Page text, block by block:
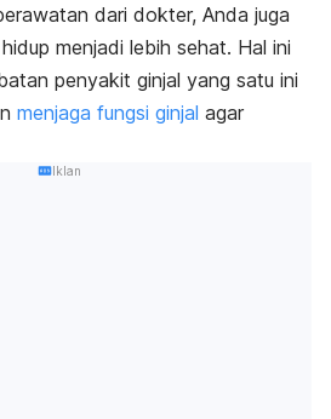
dari dokter, Anda juga
menjadi lebih sehat. Hal ini
penyakit ginjal yang satu ini
menjaga fungsi ginjal agar
Iklan